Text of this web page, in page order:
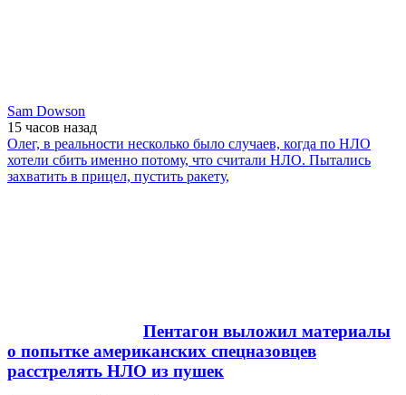
Sam Dowson
15 часов назад
Олег, в реальности несколько было случаев, когда по НЛО
хотели сбить именно потому, что считали НЛО. Пытались
захватить в прицел, пустить ракету,
Пентагон выложил материалы
о попытке американских спецназовцев
расстрелять НЛО из пушек